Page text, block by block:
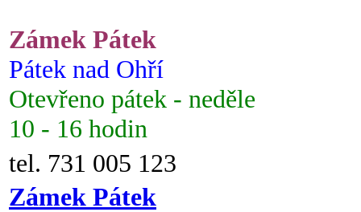
Zámek Pátek
Pátek nad Ohří
Otevřeno pátek - neděle
10 - 16 hodin
tel. 731 005 123
Zámek Pátek